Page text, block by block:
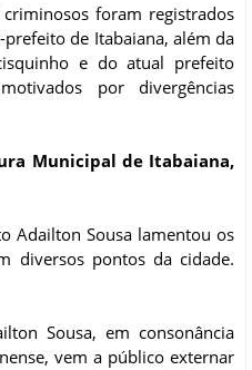
foram registrados
prefeito de Itabaiana, além da
e do atual prefeito
por divergências
Municipal de Itabaiana,
Adailton Sousa lamentou os
diversos pontos da cidade.
Sousa, em consonância
vem a público externar